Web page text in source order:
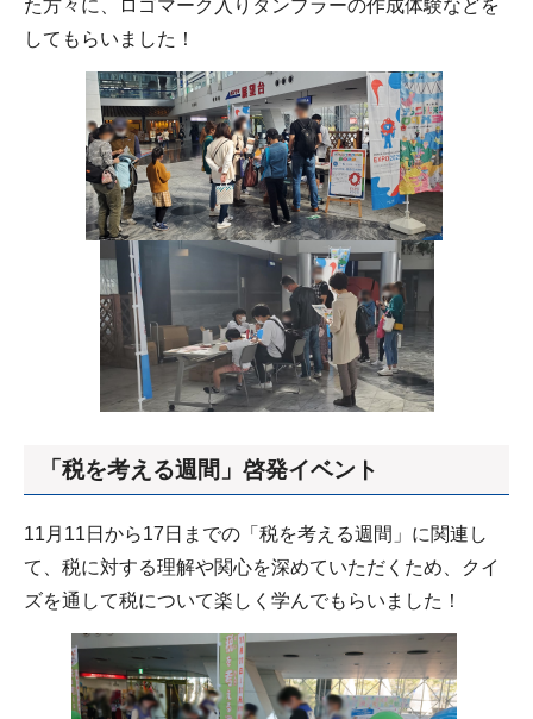
た方々に、ロゴマーク入りタンブラーの作成体験などを
してもらいました！
「税を考える週間」啓発イベント
11月11日から17日までの「税を考える週間」に関連し
て、税に対する理解や関心を深めていただくため、クイ
ズを通して税について楽しく学んでもらいました！